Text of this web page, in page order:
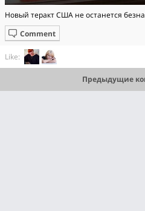
Новый теракт США не останется
Comment
Like:
Предыдущие